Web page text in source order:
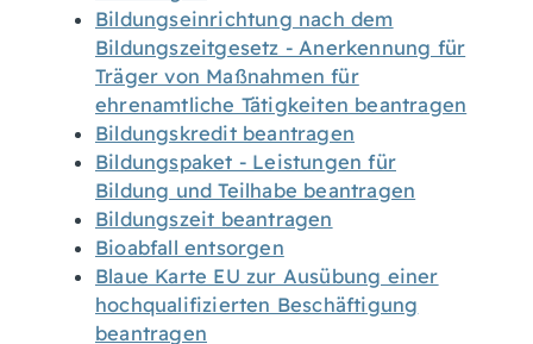
Bildungseinrichtung nach dem
Bildungszeitgesetz - Anerkennung für
Träger von Maßnahmen für
ehrenamtliche Tätigkeiten beantragen
Bildungskredit beantragen
Bildungspaket - Leistungen für
Bildung und Teilhabe beantragen
Bildungszeit beantragen
Bioabfall entsorgen
Blaue Karte EU zur Ausübung einer
hochqualifizierten Beschäftigung
beantragen